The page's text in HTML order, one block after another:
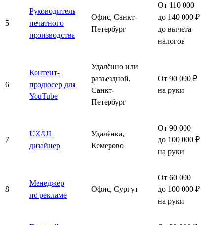
5
Руководитель
печатного
производства
Офис, Санкт-
Петербург
От 110 000
до 140 000 ₽
до вычета
налогов
6
Контент-
продюсер для
YouTube
Удалённо или
разъездной,
Санкт-
Петербург
От 90 000 ₽
на руки
7
UX/UI-
дизайнер
Удалёнка,
Кемерово
От 90 000
до 100 000 ₽
на руки
8
Менеджер
по рекламе
Офис, Сургут
От 60 000
до 100 000 ₽
на руки